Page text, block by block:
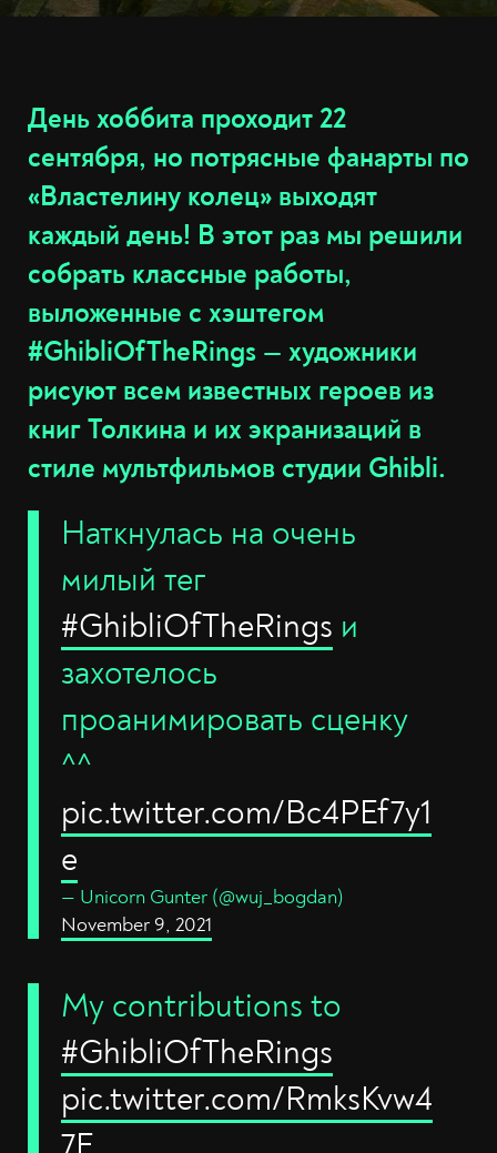
День хоббита проходит 22
сентября, но потрясные фанарты по
«Властелину колец» выходят
каждый день! В этот раз мы решили
собрать классные работы,
выложенные с хэштегом
#GhibliOfTheRings — художники
рисуют всем известных героев из
книг Толкина и их экранизаций в
стиле мультфильмов студии Ghibli.
Наткнулась на очень
милый тег
#GhibliOfTheRings и
захотелось
проанимировать сценку
^^
pic.twitter.com/Bc4PEf7y1
e
— Unicorn Gunter (@wuj_bogdan)
November 9, 2021
My contributions to
#GhibliOfTheRings
pic.twitter.com/RmksKvw4